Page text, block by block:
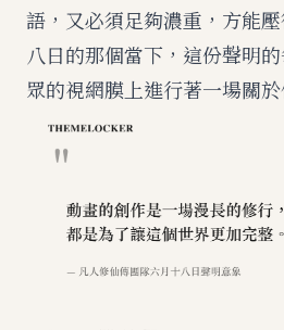
語，又必須足夠濃重，方能
八日的那個當下，這份聲明
眾的視網膜上進行著一場關